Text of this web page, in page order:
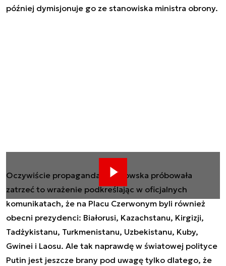
później dymisjonuje go ze stanowiska ministra obrony.
Oczywiście propaganda kremlowska próbowała
zatrzeć to wrażenie podkreślając w oficjalnych
komunikatach, że na Placu Czerwonym byli również
obecni prezydenci: Białorusi, Kazachstanu, Kirgizji,
Tadżykistanu, Turkmenistanu, Uzbekistanu, Kuby,
Gwinei i Laosu. Ale tak naprawdę w światowej polityce
Putin jest jeszcze brany pod uwagę tylko dlatego, że